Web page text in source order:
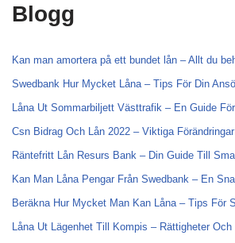
Blogg
Kan man amortera på ett bundet lån – Allt du
Swedbank Hur Mycket Låna – Tips För Din
Låna Ut Sommarbiljett Västtrafik – En Guide
Csn Bidrag Och Lån 2022 – Viktiga
Räntefritt Lån Resurs Bank – Din Guide Till
Kan Man Låna Pengar Från Swedbank – En
Beräkna Hur Mycket Man Kan Låna – Tips För
Låna Ut Lägenhet Till Kompis – Rättigheter